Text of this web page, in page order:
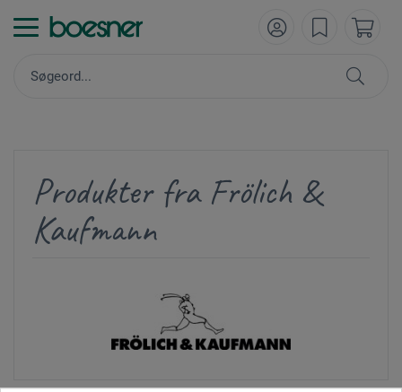
Produkter fra Frölich &
Kaufmann